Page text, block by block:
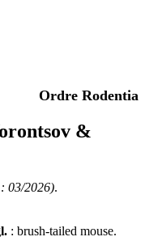
Ordre Rodentia
&
03/2026).
: brush-tailed mouse.